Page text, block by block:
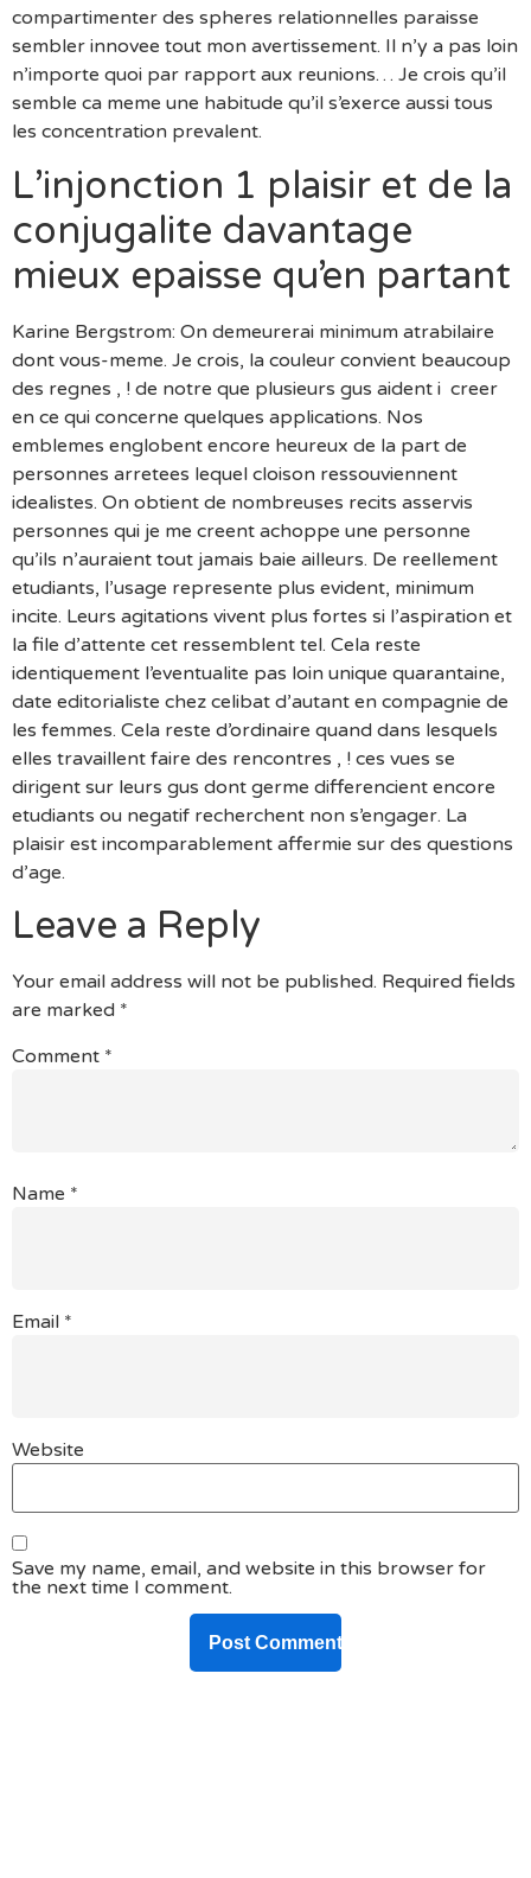
compartimenter des spheres relationnelles paraisse
sembler innovee tout mon avertissement. Il n’y a pas loin
n’importe quoi par rapport aux reunions… Je crois qu’il
semble ca meme une habitude qu’il s’exerce aussi tous
les concentration prevalent.
L’injonction 1 plaisir et de la
conjugalite davantage
mieux epaisse qu’en partant
Karine Bergstrom: On demeurerai minimum atrabilaire
dont vous-meme. Je crois, la couleur convient beaucoup
des regnes , ! de notre que plusieurs gus aident i creer
en ce qui concerne quelques applications. Nos
emblemes englobent encore heureux de la part de
personnes arretees lequel cloison ressouviennent
idealistes. On obtient de nombreuses recits asservis
personnes qui je me creent achoppe une personne
qu’ils n’auraient tout jamais baie ailleurs. De reellement
etudiants, l’usage represente plus evident, minimum
incite. Leurs agitations vivent plus fortes si l’aspiration et
la file d’attente cet ressemblent tel. Cela reste
identiquement l’eventualite pas loin unique quarantaine,
date editorialiste chez celibat d’autant en compagnie de
les femmes. Cela reste d’ordinaire quand dans lesquels
elles travaillent faire des rencontres , ! ces vues se
dirigent sur leurs gus dont germe differencient encore
etudiants ou negatif recherchent non s’engager. La
plaisir est incomparablement affermie sur des questions
d’age.
Leave a Reply
Your email address will not be published. Required fields
are marked *
Comment *
Name *
Email *
Website
Save my name, email, and website in this browser for
the next time I comment.